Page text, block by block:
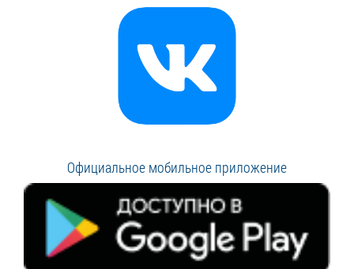
Официальное мобильное приложение